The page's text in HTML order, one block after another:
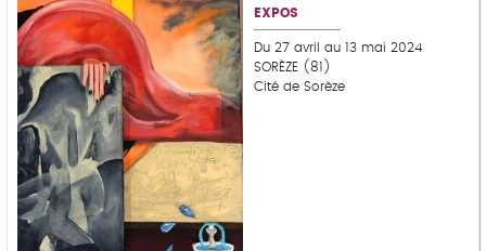
EXPOS
Du 27 avril au 13 mai 2024
SORÈZE (81)
Cité de Sorèze